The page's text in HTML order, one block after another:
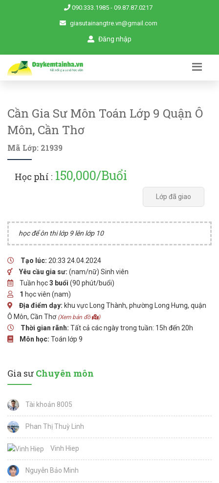
090.333.1985 - 09.87.87.0217
giasutainangtre.vn@gmail.com
Đăng nhập
Cần Gia Sư Môn Toán Lớp 9 Quận Ô
Môn, Cần Thơ
Mã Lớp: 21939
Học phí : 150,000/Buổi
Lớp đã giao
học để ôn thi lớp 9 lên lớp 10
Tạo lúc: 20:33 24.04.2024
Yêu cầu gia sư: (nam/nữ) Sinh viên
Tuần học3 buổi (90 phút/buổi)
1 học viên (nam)
Địa điểm dạy: khu vực Long Thành, phường Long Hưng, quận
Ô Môn, Cần Thơ (Xem bản đồ )
Thời gian rãnh: Tất cả các ngày trong tuần: 15h đến 20h
Môn học: Toán lớp 9
Gia sư Chuyên môn
Tài khoản 8005
Phan Thị Thuỳ Linh
Vinh Hiep
Nguyễn Bảo Minh